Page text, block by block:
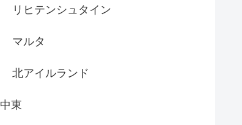
リヒテンシュタイン
マルタ
北アイルランド
中東